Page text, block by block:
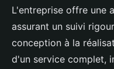
L'entreprise offre une
assurant un suivi
conception à la
d'un service complet,